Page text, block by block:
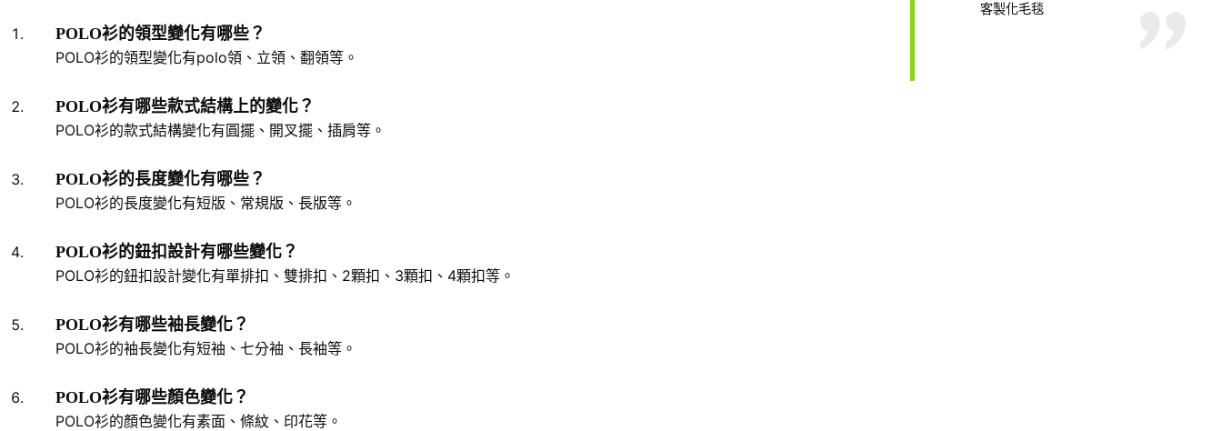
POLO衫的領型變化有哪些？
POLO衫的領型變化有polo領、立領、翻領等。
POLO衫有哪些款式結構上的變化？
POLO衫的款式結構變化有圓擺、開叉擺、插肩等。
POLO衫的長度變化有哪些？
POLO衫的長度變化有短版、常規版、長版等。
POLO衫的鈕扣設計有哪些變化？
POLO衫的鈕扣設計變化有單排扣、雙排扣、2顆扣、3顆扣、4顆扣等。
POLO衫有哪些袖長變化？
POLO衫的袖長變化有短袖、七分袖、長袖等。
POLO衫有哪些顏色變化？
POLO衫的顏色變化有素面、條紋、印花等。
客製化毛毯